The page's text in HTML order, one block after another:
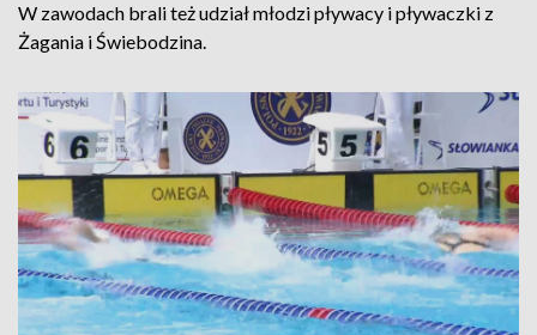
W zawodach brali też udział młodzi pływacy i pływaczki z
Żagania i Świebodzina.